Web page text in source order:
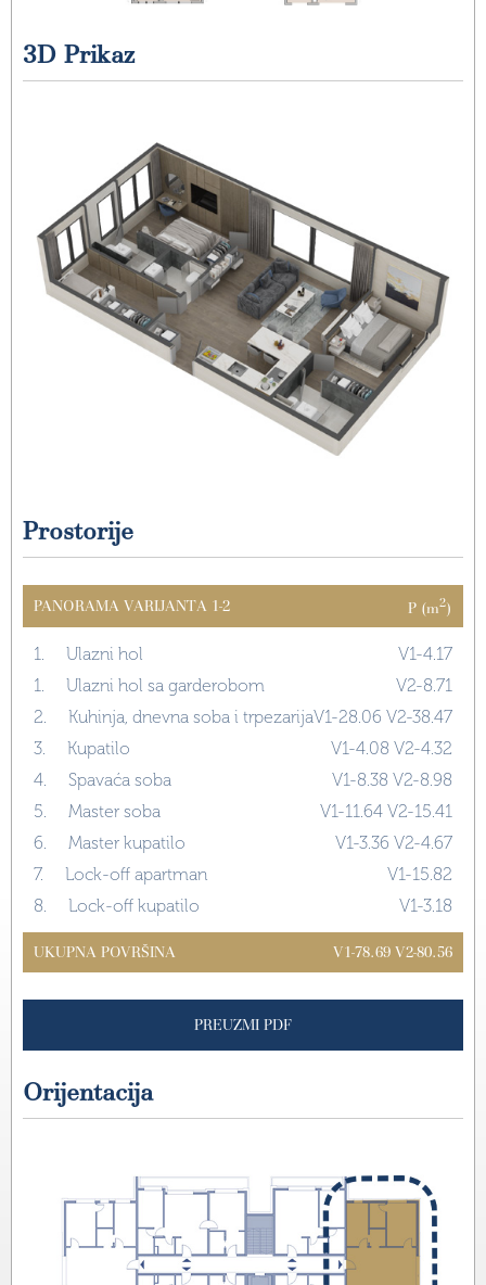
3D Prikaz
Prostorije
PANORAMA VARIJANTA 1-2 P (m2)
1. Ulazni hol
V1-4.17
1.
Ulazni hol sa garderobom
V2-8.71
2.
Kuhinja, dnevna soba i trpezarijaV1-28.06 V2-38.47
3.
Kupatilo
V1-4.08 V2-4.32
4.
Spavaća soba
V1-8.38 V2-8.98
5.
Master soba
V1-11.64 V2-15.41
6.
Master kupatilo
V1-3.36 V2-4.67
7.
Lock-off apartman
V1-15.82
8.
Lock-off kupatilo V1-3.18
UKUPNA POVRŠINA V1-78.69 V2-80.56
PREUZMI PDF
Orijentacija